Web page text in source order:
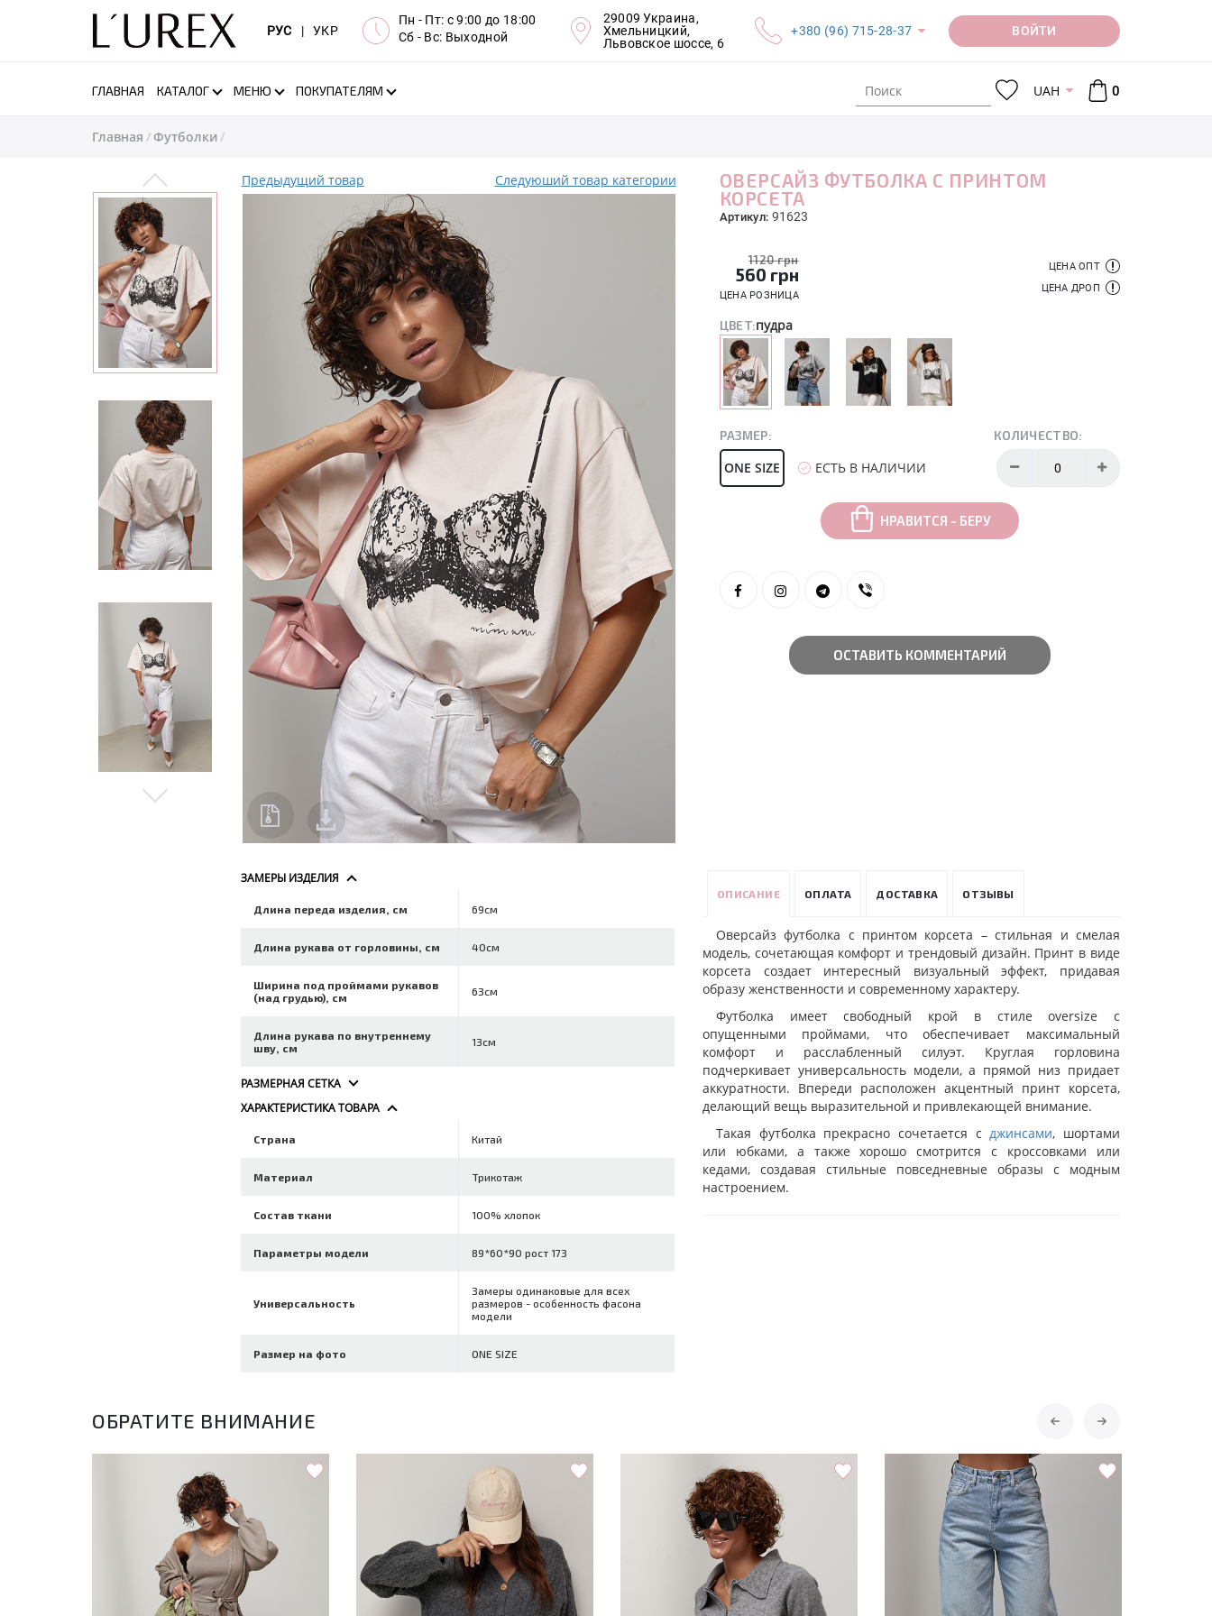
РУС | УКР
Пн - Пт: с 9:00 до 18:00
Сб - Вс: Выходной
29009 Украина,
Хмельницкий,
Львовское шоссе, 6
+380 (96) 715-28-37 ВОЙТИ
ГЛАВНАЯ КАТАЛОГ МЕНЮ ПОКУПАТЕЛЯМ UAH 0
Главная Футболки
Предыдущий товар Следуюший товар категории
ОВЕРСАЙЗ ФУТБОЛКА С ПРИНТОМ
КОРСЕТА
Артикул: 91623
1120 грн
560 грн
ЦЕНА РОЗНИЦА
ЦЕНА ОПТ
ЦЕНА ДРОП
ЦВЕТ:пудра
РАЗМЕР: КОЛИЧЕСТВО:
ONE SIZE ЕСТЬ В НАЛИЧИИ
НРАВИТСЯ - БЕРУ
ОСТАВИТЬ КОММЕНТАРИЙ
ЗАМЕРЫ ИЗДЕЛИЯ
Длина переда изделия, см 69см
Длина рукава от горловины, см 40см
Ширина под проймами рукавов
(над грудью), см
63см
Длина рукава по внутреннему
шву, см
13см
РАЗМЕРНАЯ СЕТКА
ХАРАКТЕРИСТИКА ТОВАРА
Страна Китай
Материал Трикотаж
Состав ткани 100% хлопок
Параметры модели 89*60*90 рост 173
Универсальность
Замеры одинаковые для всех
размеров - особенность фасона
модели
Размер на фото ONE SIZE
ОПИСАНИЕ ОПЛАТА ДОСТАВКА ОТЗЫВЫ
Оверсайз футболка с принтом корсета – стильная и смелая
модель, сочетающая комфорт и трендовый дизайн. Принт в виде
корсета создает интересный визуальный эффект, придавая
образу женственности и современному характеру.
Футболка имеет свободный крой в стиле oversize с
опущенными проймами, что обеспечивает максимальный
комфорт и расслабленный силуэт. Круглая горловина
подчеркивает универсальность модели, а прямой низ придает
аккуратности. Впереди расположен акцентный принт корсета,
делающий вещь выразительной и привлекающей внимание.
Такая футболка прекрасно сочетается сджинсами, шортами
или юбками, а также хорошо смотрится с кроссовками или
кедами, создавая стильные повседневные образы с модным
настроением.
ОБРАТИТЕ ВНИМАНИЕ